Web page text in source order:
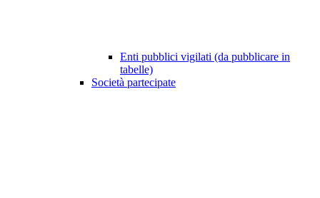
Enti pubblici vigilati (da pubblicare in
tabelle)
Società partecipate